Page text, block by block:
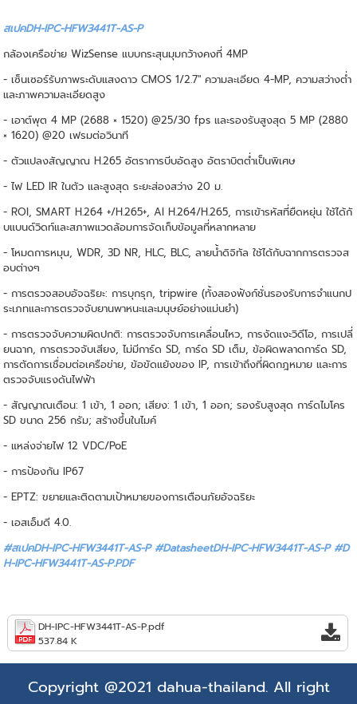
สเปคDH-IPC-HFW3441T-AS-P
กล้องเครือข่าย WizSense แบบกระสุนมุมกว้างคงที่ 4MP
- เซ็นเซอร์รับภาพระดับแสงดาว CMOS 1/2.7" ความละเอียด 4-MP, ความสว่างต่ำ
และภาพความละเอียดสูง
- เอาต์พุต 4 MP (2688 × 1520) @25/30 fps และรองรับสูงสุด 5 MP (2880
× 1620) @20 เฟรมต่อวินาที
- ตัวแปลงสัญญาณ H.265 อัตราการบีบอัดสูง อัตราบิตต่ำเป็นพิเศษ
- ไฟ LED IR ในตัว และสูงสุด ระยะส่องสว่าง 20 ม.
- ROI, SMART H.264 +/H.265+, AI H.264/H.265, การเข้ารหัสที่ยืดหยุ่น ใช้ได้กั
บแบนด์วิดท์และสภาพแวดล้อมการจัดเก็บข้อมูลที่หลากหลาย
- โหมดการหมุน, WDR, 3D NR, HLC, BLC, ลายน้ำดิจิทัล ใช้ได้กับฉากการตรวจส
อบต่างๆ
- การตรวจสอบอัจฉริยะ: การบุกรุก, tripwire (ทั้งสองฟังก์ชั่นรองรับการจำแนกป
ระเภทและการตรวจจับยานพาหนะและมนุษย์อย่างแม่นยำ)
- การตรวจจับความผิดปกติ: การตรวจจับการเคลื่อนไหว, การงัดแงะวิดีโอ, การเปลี่
ยนฉาก, การตรวจจับเสียง, ไม่มีการ์ด SD, การ์ด SD เต็ม, ข้อผิดพลาดการ์ด SD,
การตัดการเชื่อมต่อเครือข่าย, ข้อขัดแย้งของ IP, การเข้าถึงที่ผิดกฎหมาย และการ
ตรวจจับแรงดันไฟฟ้า
- สัญญาณเตือน: 1 เข้า, 1 ออก; เสียง: 1 เข้า, 1 ออก; รองรับสูงสุด การ์ดไมโคร
SD ขนาด 256 กรัม; สร้างขึ้นในไมค์
- แหล่งจ่ายไฟ 12 VDC/PoE
- การป้องกัน IP67
- EPTZ: ขยายและติดตามเป้าหมายของการเตือนภัยอัจฉริยะ
- เอสเอ็มดี 4.0.
#สเปคDH-IPC-HFW3441T-AS-P #DatasheetDH-IPC-HFW3441T-AS-P #D
H-IPC-HFW3441T-AS-P.PDF
DH-IPC-HFW3441T-AS-P.pdf
537.84 K
Copyright @2021 dahua-thailand. All right